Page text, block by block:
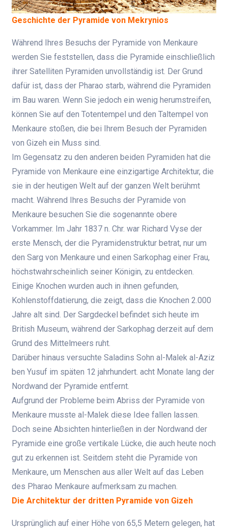
Geschichte der Pyramide von Mekrynios
Während Ihres Besuchs der Pyramide von Menkaure
werden Sie feststellen, dass die Pyramide einschließlich
ihrer Satelliten Pyramiden unvollständig ist. Der Grund
dafür ist, dass der Pharao starb, während die Pyramiden
im Bau waren. Wenn Sie jedoch ein wenig herumstreifen,
können Sie auf den Totentempel und den Taltempel von
Menkaure stoßen, die bei Ihrem Besuch der Pyramiden
von Gizeh ein Muss sind.
Im Gegensatz zu den anderen beiden Pyramiden hat die
Pyramide von Menkaure eine einzigartige Architektur, die
sie in der heutigen Welt auf der ganzen Welt berühmt
macht. Während Ihres Besuchs der Pyramide von
Menkaure besuchen Sie die sogenannte obere
Vorkammer. Im Jahr 1837 n. Chr. war Richard Vyse der
erste Mensch, der die Pyramidenstruktur betrat, nur um
den Sarg von Menkaure und einen Sarkophag einer Frau,
höchstwahrscheinlich seiner Königin, zu entdecken.
Einige Knochen wurden auch in ihnen gefunden,
Kohlenstoffdatierung, die zeigt, dass die Knochen 2.000
Jahre alt sind. Der Sargdeckel befindet sich heute im
British Museum, während der Sarkophag derzeit auf dem
Grund des Mittelmeers ruht.
Darüber hinaus versuchte Saladins Sohn al-Malek al-Aziz
ben Yusuf im späten 12 jahrhundert. acht Monate lang der
Nordwand der Pyramide entfernt.
Aufgrund der Probleme beim Abriss der Pyramide von
Menkaure musste al-Malek diese Idee fallen lassen.
Doch seine Absichten hinterließen in der Nordwand der
Pyramide eine große vertikale Lücke, die auch heute noch
gut zu erkennen ist. Seitdem steht die Pyramide von
Menkaure, um Menschen aus aller Welt auf das Leben
des Pharao Menkaure aufmerksam zu machen.
Die Architektur der dritten Pyramide von Gizeh
Ursprünglich auf einer Höhe von 65,5 Metern gelegen, hat